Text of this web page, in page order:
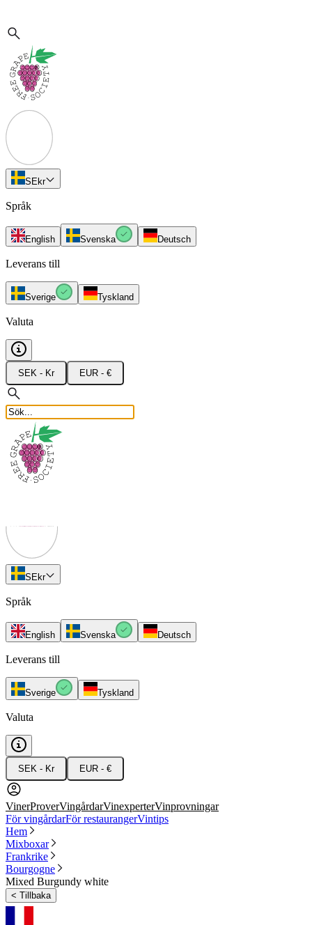
SEkr
Språk
English Svenska Deutsch
Leverans till
Sverige Tyskland
Valuta
SEK - Kr EUR - €
SEkr
Språk
English Svenska Deutsch
Leverans till
Sverige Tyskland
Valuta
SEK - Kr EUR - €
VinerProverVingårdarVinexperterVinprovningar
För vingårdarFör restaurangerVintips
Hem
Mixboxar
Frankrike
Bourgogne
Mixed Burgundy white
< Tillbaka